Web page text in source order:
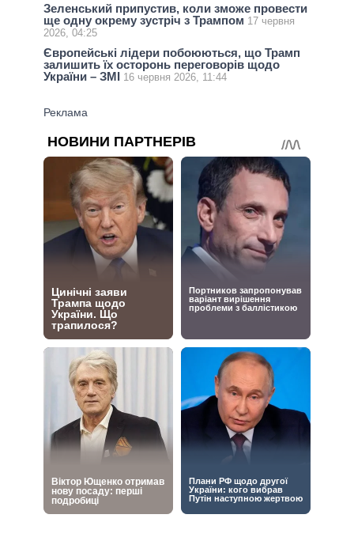
Зеленський припустив, коли зможе провести
ще одну окрему зустріч з Трампом 17 червня
2026, 04:25
Європейські лідери побоюються, що Трамп
залишить їх осторонь переговорів щодо
України – ЗМІ 16 червня 2026, 11:44